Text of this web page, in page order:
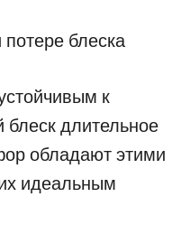
потере блеска
к
блеск длительное
обладают этими
идеальным